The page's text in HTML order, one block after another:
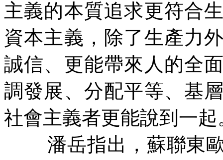
主義的本質追求更符合
資本主義，除了生產力
誠信、更能帶來人的全
調發展、分配平等、基
社會主義者更能說到一起
潘岳指出，蘇聯東